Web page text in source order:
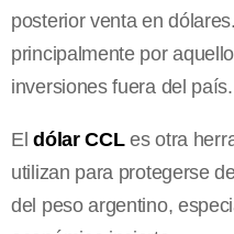
posterior venta en
principalmente por
inversiones fuera del país.
Eldólar CCLes otra
utilizan para protegerse
del peso argentino,